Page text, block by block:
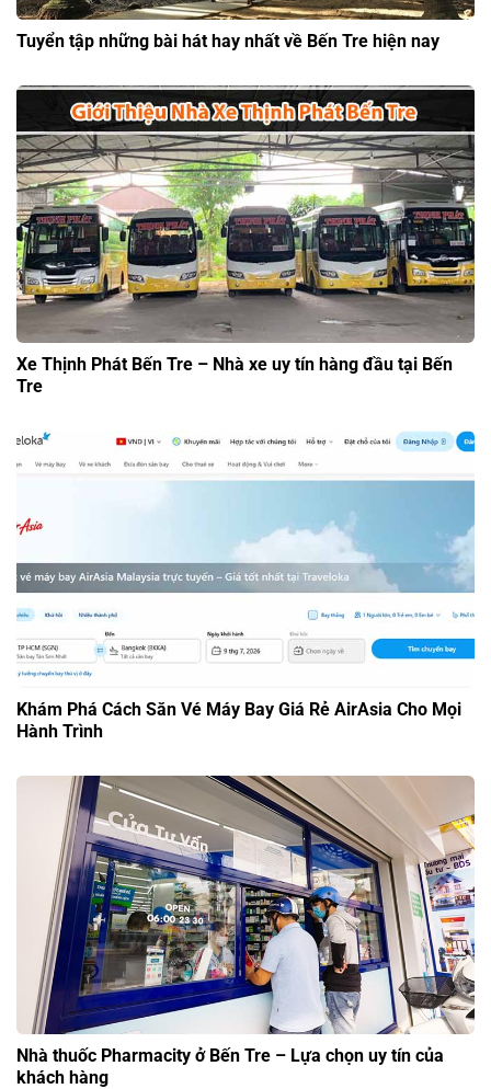
Tuyển tập những bài hát hay nhất về Bến Tre hiện nay
Xe Thịnh Phát Bến Tre – Nhà xe uy tín hàng đầu tại Bến
Tre
Khám Phá Cách Săn Vé Máy Bay Giá Rẻ AirAsia Cho Mọi
Hành Trình
Nhà thuốc Pharmacity ở Bến Tre – Lựa chọn uy tín của
khách hàng